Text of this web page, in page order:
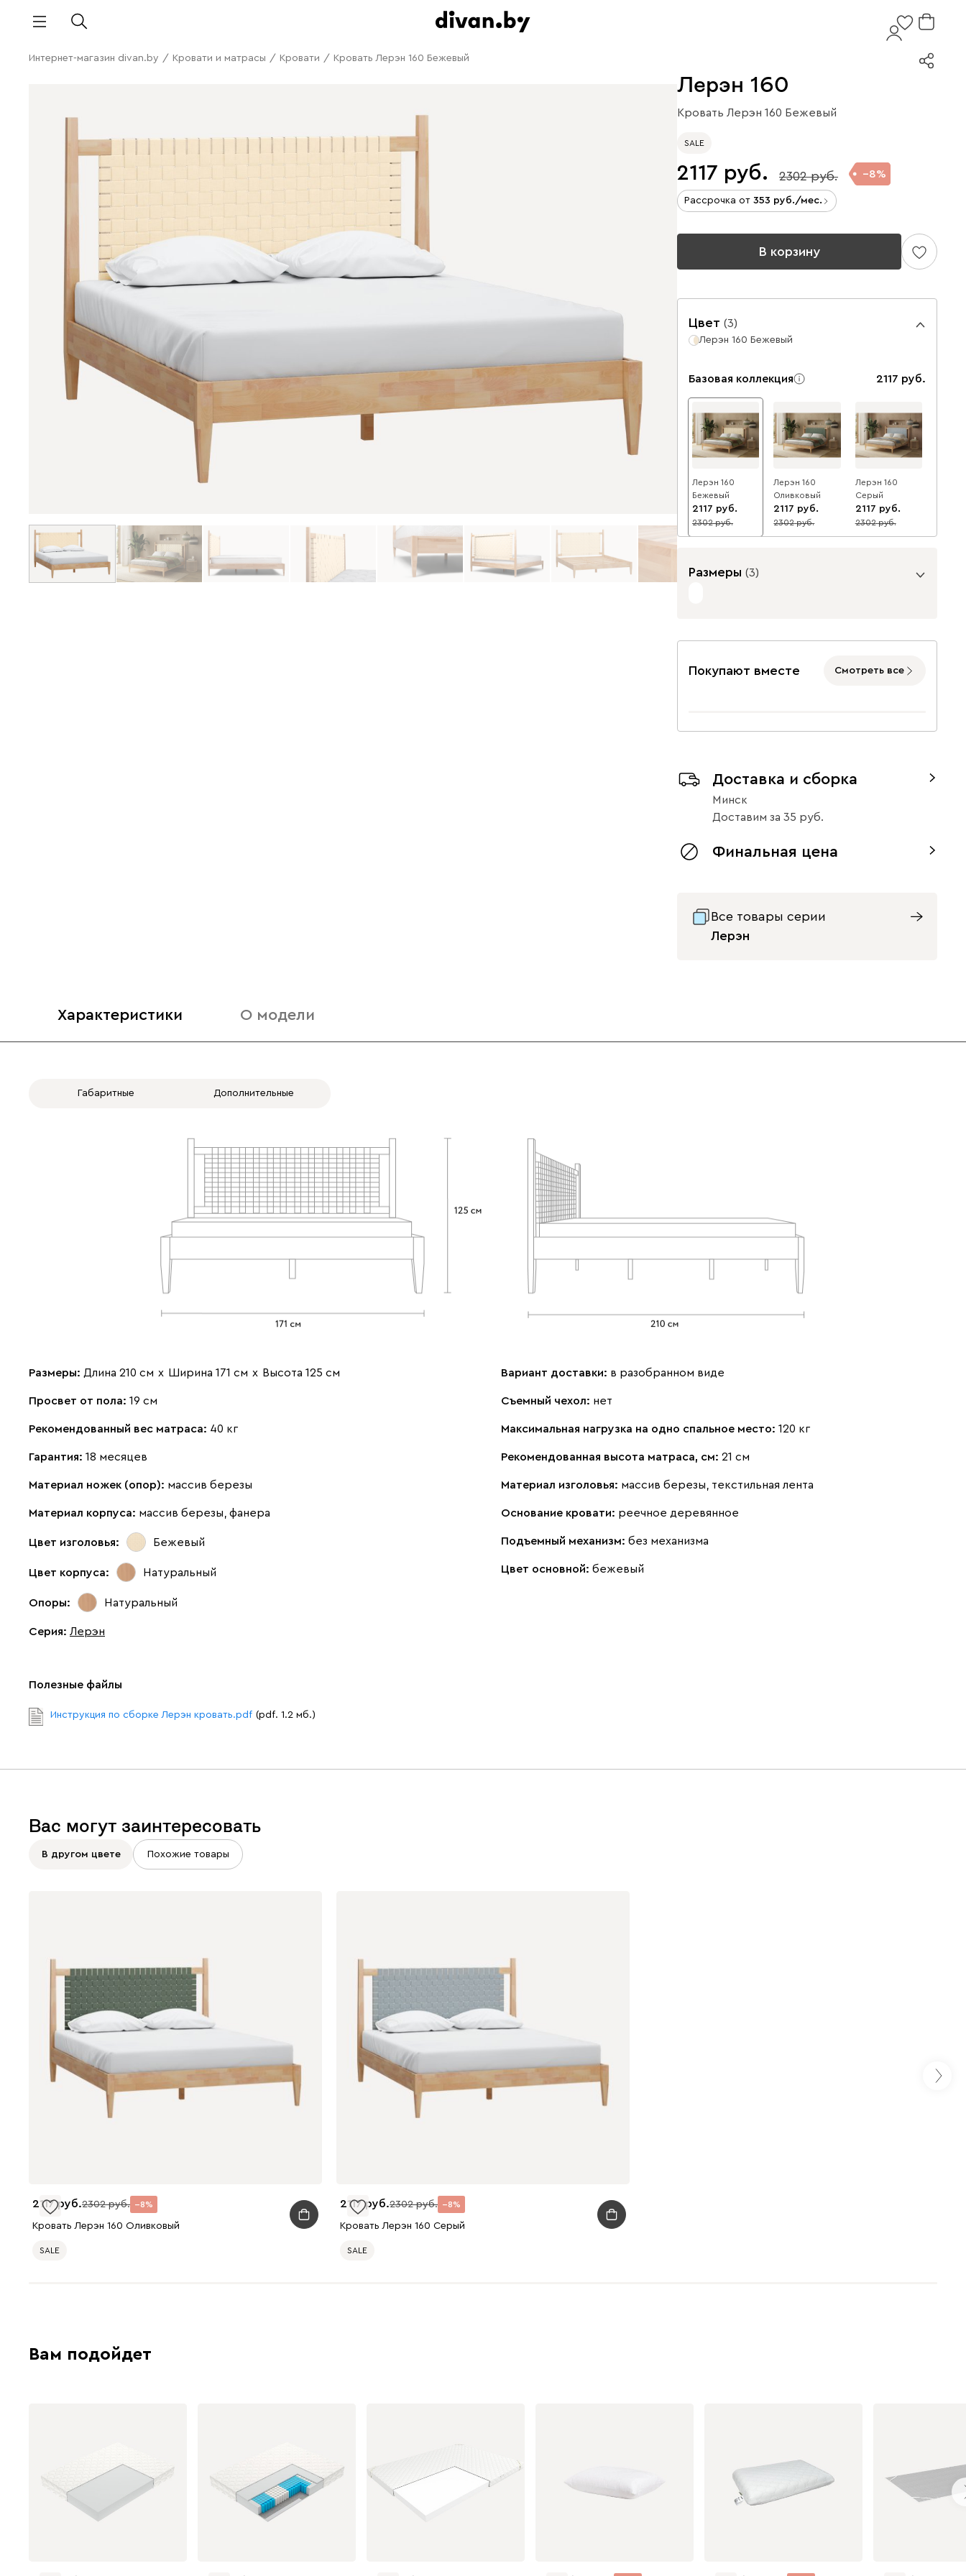
Интернет-магазин divan.by / Кровати и матрасы / Кровати / Кровать Лерэн 160 Бежевый
Лерэн 160
Кровать Лерэн 160 Бежевый
SALE
2117 2302 8
Рассрочка от 353 /мес.
В корзину
Цвет (3)
Лерэн 160 Бежевый
Базовая коллекция 2117
Лерэн 160
Бежевый
2117
8
2302
Лерэн 160
Оливковый
2117
8
2302
Лерэн 160
Серый
2117
8
2302
Размеры (3)
200 x 140 200 x 180 200 x 160
Покупают вместе Смотреть все
Доставка и сборка
Минск
Доставим за 35
Финальная цена
Все товары серии
Лерэн
Характеристики О модели
Габаритные Дополнительные
Размеры: Длина 210 см х Ширина 171 см х Высота 125 см
Просвет от пола: 19 см
Рекомендованный вес матраса: 40 кг
Гарантия: 18 месяцев
Материал ножек (опор): массив березы
Материал корпуса: массив березы, фанера
Цвет изголовья: Бежевый
Цвет корпуса: Натуральный
Опоры: Натуральный
Серия: Лерэн
Вариант доставки: в разобранном виде
Съемный чехол: нет
Максимальная нагрузка на одно спальное место: 120 кг
Рекомендованная высота матраса, см: 21 см
Материал изголовья: массив березы, текстильная лента
Основание кровати: реечное деревянное
Подъемный механизм: без механизма
Цвет основной: бежевый
Полезные файлы
Инструкция по сборке Лерэн кровать.pdf (pdf. 1.2 мб.)
Вас могут заинтересовать
В другом цвете Похожие товары
2117 2302 8
Кровать Лерэн 160 Оливковый
SALE
2117 2302 8
Кровать Лерэн 160 Серый
SALE
Вам подойдет